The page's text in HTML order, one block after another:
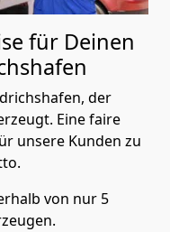
für Deinen
der
Eine faire
unsere Kunden zu
von nur 5